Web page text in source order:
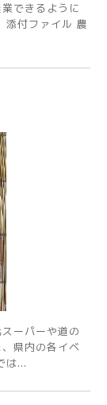
できるように
添付ファイル 農
ーパーや道の
県内の各イベ
は...